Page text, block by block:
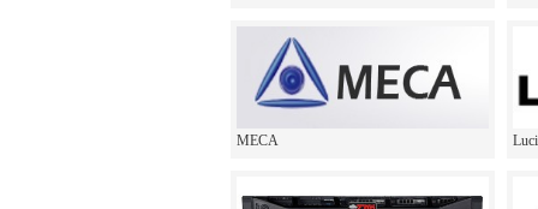
MECA